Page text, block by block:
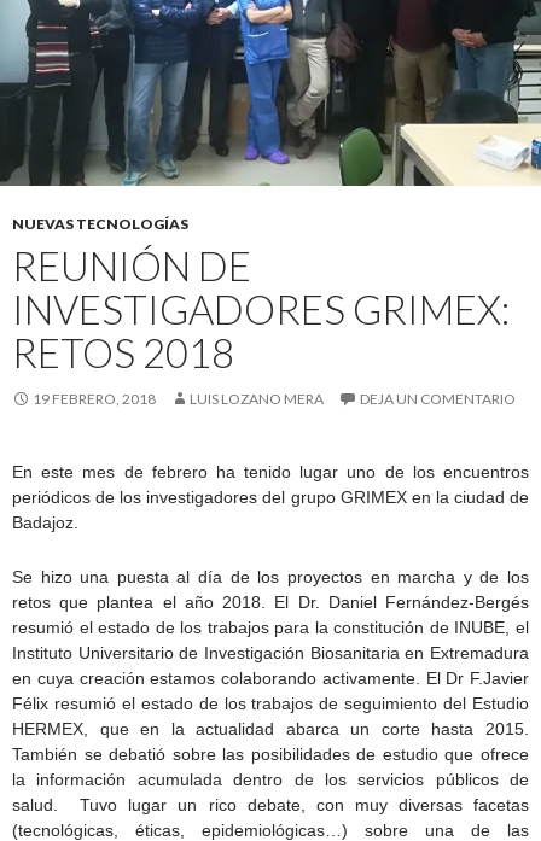
NUEVAS TECNOLOGÍAS
REUNIÓN DE
INVESTIGADORES GRIMEX:
RETOS 2018
19 FEBRERO, 2018 LUIS LOZANO MERA DEJA UN COMENTARIO
En este mes de febrero ha tenido lugar uno de los encuentros
periódicos de los investigadores del grupo GRIMEX en la ciudad de
Badajoz.
Se hizo una puesta al día de los proyectos en marcha y de los
retos que plantea el año 2018. El Dr. Daniel Fernández-Bergés
resumió el estado de los trabajos para la constitución de INUBE, el
Instituto Universitario de Investigación Biosanitaria en Extremadura
en cuya creación estamos colaborando activamente. El Dr F.Javier
Félix resumió el estado de los trabajos de seguimiento del Estudio
HERMEX, que en la actualidad abarca un corte hasta 2015.
También se debatió sobre las posibilidades de estudio que ofrece
la información acumulada dentro de los servicios públicos de
salud. Tuvo lugar un rico debate, con muy diversas facetas
(tecnológicas, éticas, epidemiológicas…) sobre una de las